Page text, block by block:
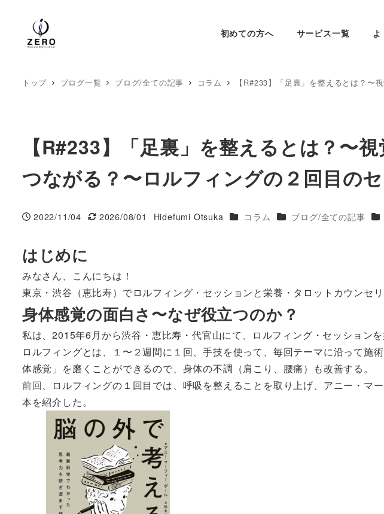
初めての方へ サービス一覧
トップ ブログ一覧 ブログ/全ての記事 コラム 【R#233】「足裏」を整えるとは？〜
【R#233】「足裏」を整えるとは？〜
つながる？〜ロルフィングの２回目のセ
投稿日
2022/11/04
更新日
2026/08/01
著
Hidefumi Otsuka カテゴリー
コラム カテゴリー
ブログ/全ての記事 カ
はじめに
みなさん、こんにちは！
東京・渋谷（恵比寿）でロルフィング・セッションと栄養・タロットカウンセ
身体感覚の面白さ〜なぜ役立つのか？
私は、2015年6月から渋谷・恵比寿・代官山にて、ロルフィング・セッションを
ロルフィングとは、１〜２週間に１回、手技を使って、毎回テーマに沿って施
体感覚」を磨くことができるので、身体の不調（肩こり、腰痛）も改善する。
前回 、ロルフィングの１回目では、呼吸を整えることを取り上げ、アニー・マ
本を紹介した。